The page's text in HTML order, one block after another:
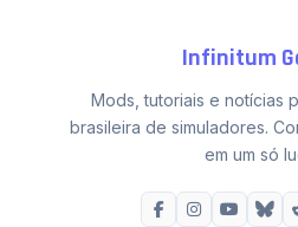
Infinitum
Mods, tutoriais e notícias
brasileira de simuladores.
em um só